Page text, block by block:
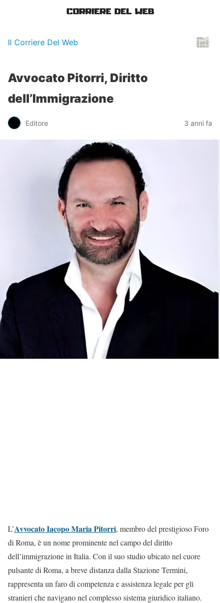
Il Corriere Del Web
Avvocato Pitorri, Diritto
dell’Immigrazione
Editore 3 anni fa
L’Avvocato Iacopo Maria Pitorri, membro del prestigioso Foro
di Roma, è un nome prominente nel campo del diritto
dell’immigrazione in Italia. Con il suo studio ubicato nel cuore
pulsante di Roma, a breve distanza dalla Stazione Termini,
rappresenta un faro di competenza e assistenza legale per gli
stranieri che navigano nel complesso sistema giuridico italiano.